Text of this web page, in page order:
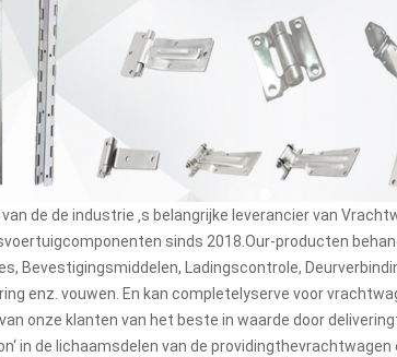
van de de industrie ‚s belangrijke leverancier van
sinds 2018.Our-producten
Bevestigingsmiddelen, Ladingscontrole,
enz. vouwen. En kan completelyserve voor
onze klanten van het beste in waarde door
in de lichaamsdelen van de